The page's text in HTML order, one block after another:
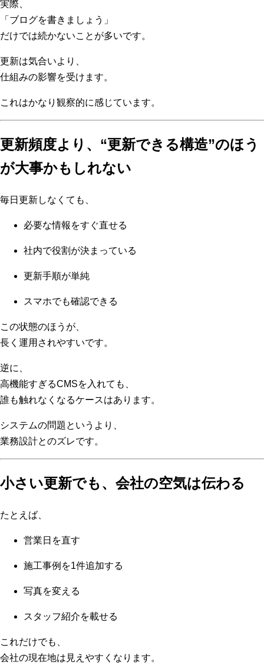
実際、
「ブログを書きましょう」
だけでは続かないことが多いです。
更新は気合いより、
仕組みの影響を受けます。
これはかなり観察的に感じています。
更新頻度より、“更新できる構造”のほう
が大事かもしれない
毎日更新しなくても、
必要な情報をすぐ直せる
社内で役割が決まっている
更新手順が単純
スマホでも確認できる
この状態のほうが、
長く運用されやすいです。
逆に、
高機能すぎるCMSを入れても、
誰も触れなくなるケースはあります。
システムの問題というより、
業務設計とのズレです。
小さい更新でも、会社の空気は伝わる
たとえば、
営業日を直す
施工事例を1件追加する
写真を変える
スタッフ紹介を載せる
これだけでも、
会社の現在地は見えやすくなります。